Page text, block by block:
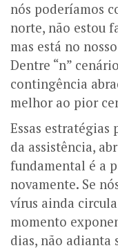
nós poderíamos
norte, não estou
mas está no
Dentre “n”
contingência
melhor ao pior
Essas estratégias
da assistência,
fundamental é a
novamente. Se
vírus ainda
momento
dias, não adianta